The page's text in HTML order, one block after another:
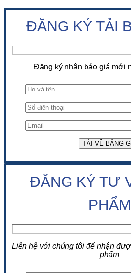
ĐĂNG KÝ TẢI
Đăng ký nhận báo giá mới
ĐĂNG KÝ TƯ
PHẨM
Liên hệ với chúng tôi để nhận
phẩm